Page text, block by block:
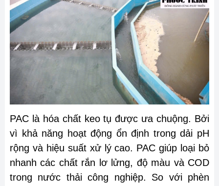
PAC là hóa chất keo tụ được ưa chuộng. Bởi
vì khả năng hoạt động ổn định trong dải pH
rộng và hiệu suất xử lý cao. PAC giúp loại bỏ
nhanh các chất rắn lơ lửng, độ màu và COD
trong nước thải công nghiệp. So với phèn